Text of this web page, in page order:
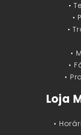
•
•
•
•
•
•
Loja
•